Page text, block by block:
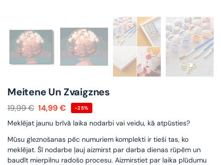
Meitene Un Zvaigznes
19,99€ 14,99€ -25%
Meklējat jaunu brīvā laika nodarbi vai veidu, kā atpūsties?
Mūsu gleznošanas pēc numuriem komplekti ir tieši tas, ko
meklējat. Šī nodarbe ļauj aizmirst par darba dienas rūpēm un
baudīt mierpilnu radošo procesu. Aizmirstiet par laika plūdumu